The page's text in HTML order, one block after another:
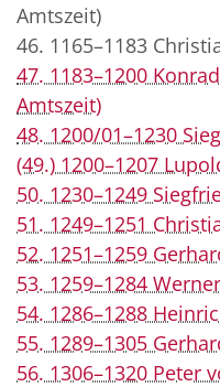
Amtszeit)
46. 1165–1183
47. 1183–1200
Amtszeit)
48. 1200/01–1230
(49.) 1200–1207
50. 1230–1249
51. 1249–1251
52. 1251–1259
53. 1259–1284
54. 1286–1288
55. 1289–1305
56. 1306–1320 Peter